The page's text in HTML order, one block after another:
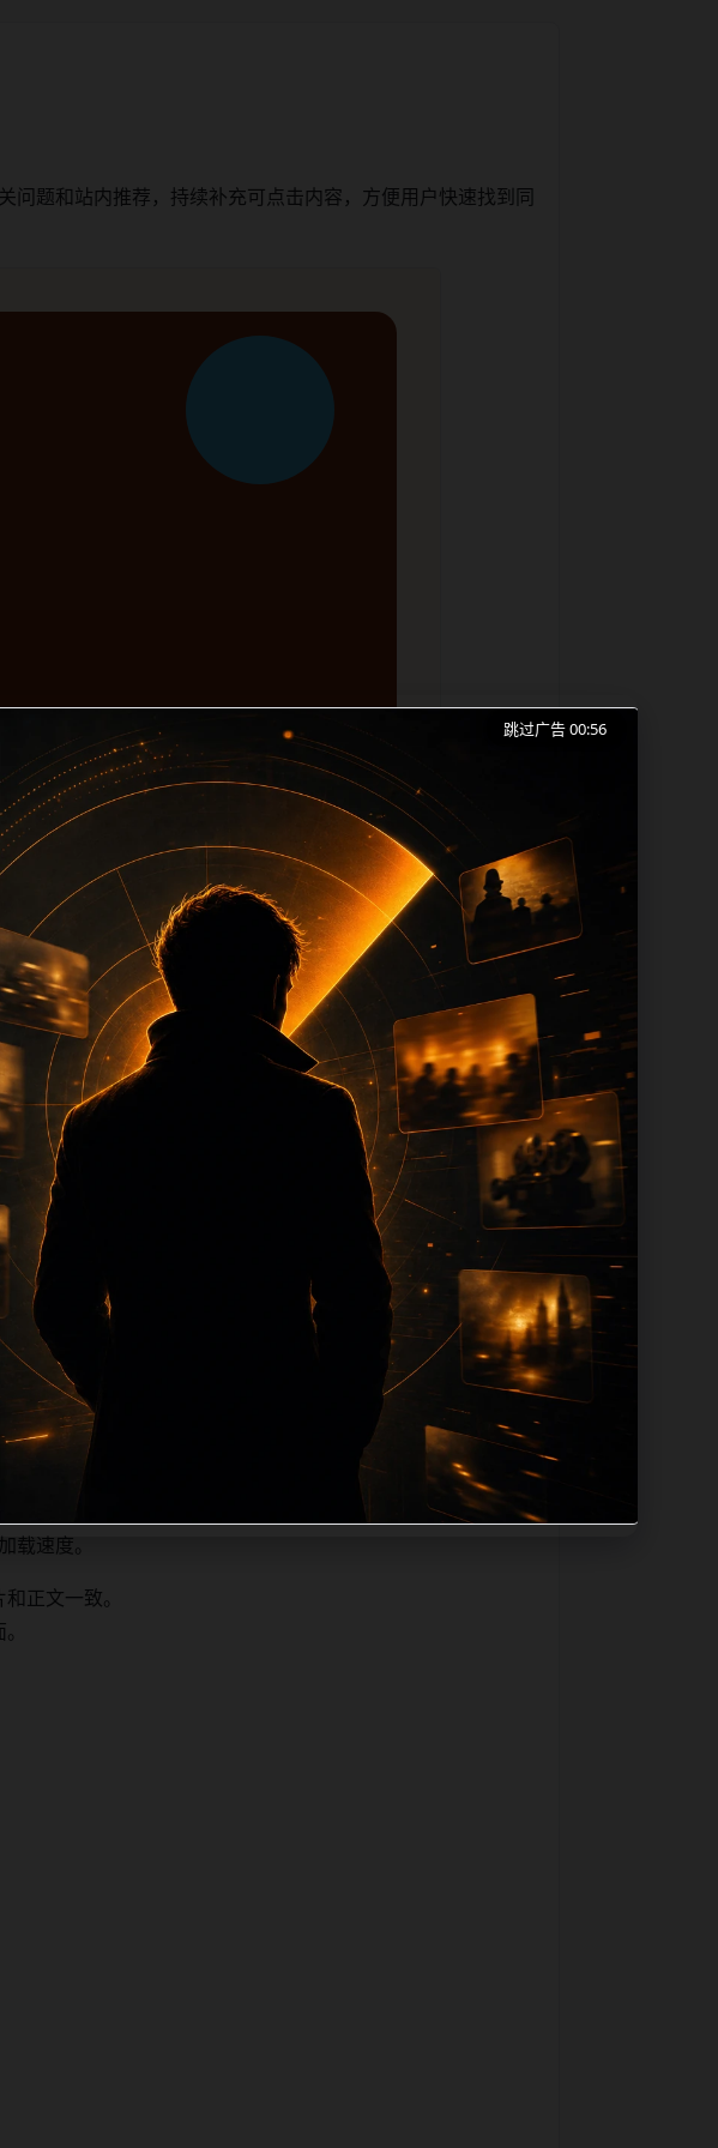
题和站内推荐，持续补充可点击内容，方便用户快速找到同
核心围绕黑料不打烊手机版入口、今日黑料和同类长尾需求
少用户来回搜索的成本。内容更新时优先保留真实可点击入
用于补齐栏目深度，同时帮助 sitemap、栏目页、首页推荐形
擎能够从标题、正文、图片 alt、title
、标题去重和 description 长度过滤。如果同一主题下有多个
页面之间的重复感。页面底部保留同类推荐、上一篇下一篇和
路径补充三类信息：入口是否稳定、同栏目还有哪些可继续阅
canonical、主题图、alt、title和推荐链接，确保页面既能被搜
词、不同栏目词和不同问题角度。栏目页则保留清晰入口，方
载速度。
正文一致。
跳过广告 00:55